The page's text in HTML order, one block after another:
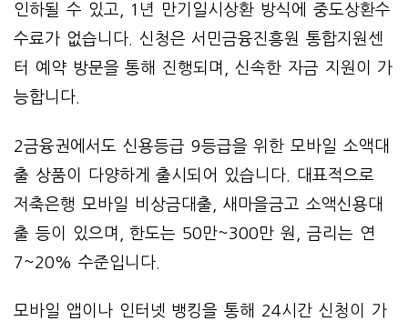
인하될 수 있고, 1년 만기일시상환 방식에 중도상환수
수료가 없습니다. 신청은 서민금융진흥원 통합지원센
터 예약 방문을 통해 진행되며, 신속한 자금 지원이 가
능합니다.
2금융권에서도 신용등급 9등급을 위한 모바일 소액대
출 상품이 다양하게 출시되어 있습니다. 대표적으로
저축은행 모바일 비상금대출, 새마을금고 소액신용대
출 등이 있으며, 한도는 50만~300만 원, 금리는 연
7~20% 수준입니다.
모바일 앱이나 인터넷 뱅킹을 통해 24시간 신청이 가